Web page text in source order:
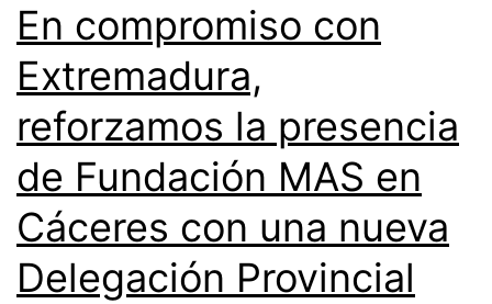
En compromiso con
Extremadura,
reforzamos la presencia
de Fundación MAS en
Cáceres con una nueva
Delegación Provincial